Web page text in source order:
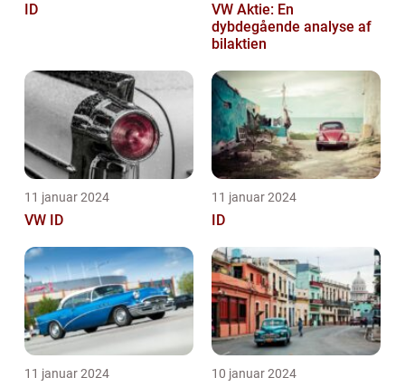
ID
VW Aktie: En
dybdegående analyse af
bilaktien
11 januar 2024
VW ID
11 januar 2024
ID
11 januar 2024 10 januar 2024